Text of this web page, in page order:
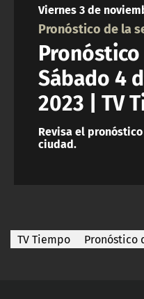
Viernes 3 de
Pronóstico de la
Sábado 4
2023 | TV
Revisa el
ciudad.
TV Tiempo Pronóstico